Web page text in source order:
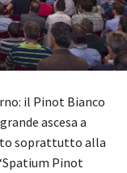
il Pinot Bianco
ascesa a
soprattutto alla
Pinot